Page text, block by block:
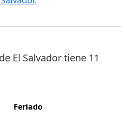
El Salvador tiene 11
Feriado